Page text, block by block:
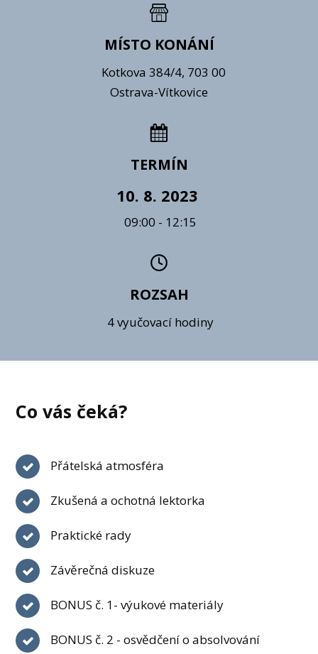
MÍSTO KONÁNÍ
Kotkova 384/4, 703 00
Ostrava-Vítkovice
TERMÍN
10. 8. 2023
09:00 - 12:15
ROZSAH
4 vyučovací hodiny
Co vás čeká?
Přátelská atmosféra
Zkušená a ochotná lektorka
Praktické rady
Závěrečná diskuze
BONUS č. 1- výukové materiály
BONUS č. 2 - osvědčení o absolvování